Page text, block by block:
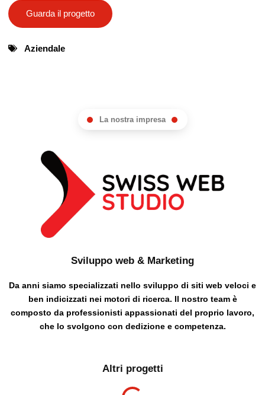
Guarda il progetto
Aziendale
La nostra impresa
Sviluppo web & Marketing
Da anni siamo specializzati nello sviluppo di siti web veloci e
ben indicizzati nei motori di ricerca. Il nostro team è
composto da professionisti appassionati del proprio lavoro,
che lo svolgono con dedizione e competenza.
Altri progetti